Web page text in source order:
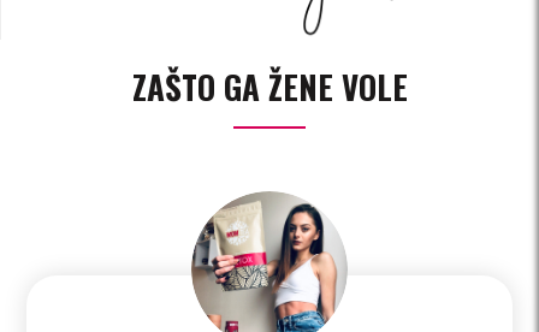
ZAŠTO GA ŽENE VOLE